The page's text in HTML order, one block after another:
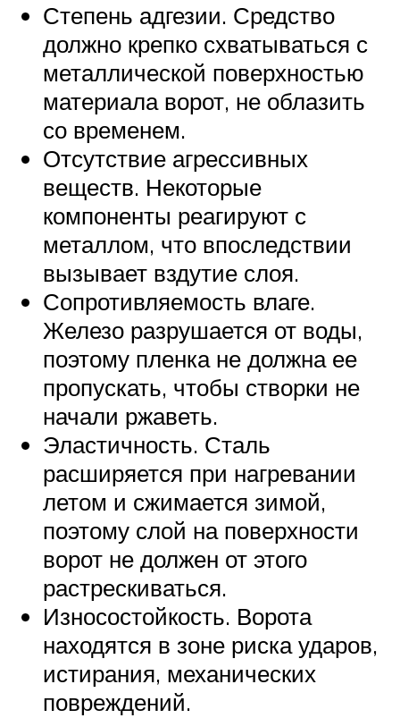
Степень адгезии. Средство
должно крепко схватываться с
металлической поверхностью
материала ворот, не облазить
со временем.
Отсутствие агрессивных
веществ. Некоторые
компоненты реагируют с
металлом, что впоследствии
вызывает вздутие слоя.
Сопротивляемость влаге.
Железо разрушается от воды,
поэтому пленка не должна ее
пропускать, чтобы створки не
начали ржаветь.
Эластичность. Сталь
расширяется при нагревании
летом и сжимается зимой,
поэтому слой на поверхности
ворот не должен от этого
растрескиваться.
Износостойкость. Ворота
находятся в зоне риска ударов,
истирания, механических
повреждений.